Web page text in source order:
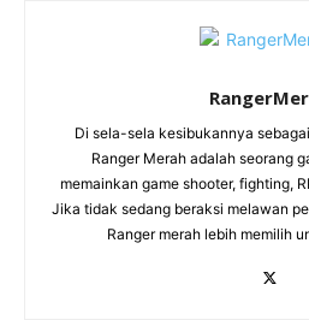
Di sela-sela kesibukannya
Ranger Merah adalah seorang
memainkan game shooter, fighting,
Jika tidak sedang beraksi melawan
Ranger merah lebih memilih